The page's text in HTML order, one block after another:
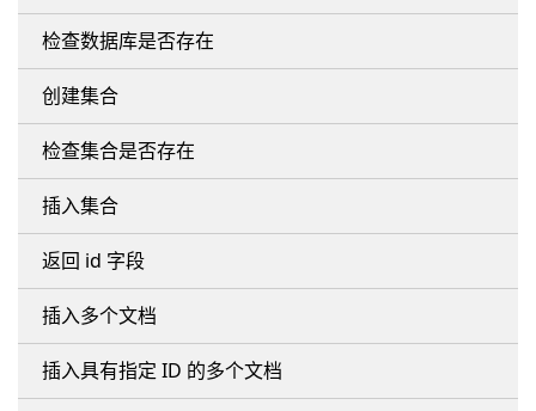
检查数据库是否存在
创建集合
检查集合是否存在
插入集合
返回 id 字段
插入多个文档
插入具有指定 ID 的多个文档